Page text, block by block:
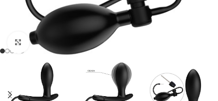
Click to enlarge